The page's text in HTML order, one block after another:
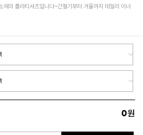
재의 폴라티셔츠입니다~간절기부터 겨울까지 데일리 이너
0원